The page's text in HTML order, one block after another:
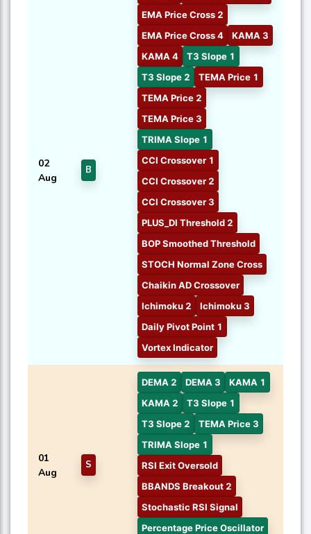
02
Aug
B
EMA Price Cross 2
EMA Price Cross 4
KAMA 3
KAMA 4
T3 Slope 1
T3 Slope 2
TEMA Price 1
TEMA Price 2
TEMA Price 3
TRIMA Slope 1
CCI Crossover 1
CCI Crossover 2
CCI Crossover 3
PLUS_DI Threshold 2
BOP Smoothed Threshold
STOCH Normal Zone Cross
Chaikin AD Crossover
Ichimoku 2
Ichimoku 3
Daily Pivot Point 1
Vortex Indicator
01
Aug
S
DEMA 2 DEMA 3
KAMA 1
KAMA 2
T3 Slope 1
T3 Slope 2
TEMA Price 3
TRIMA Slope 1
RSI Exit Oversold
BBANDS Breakout 2
Stochastic RSI Signal
Percentage Price Oscillator